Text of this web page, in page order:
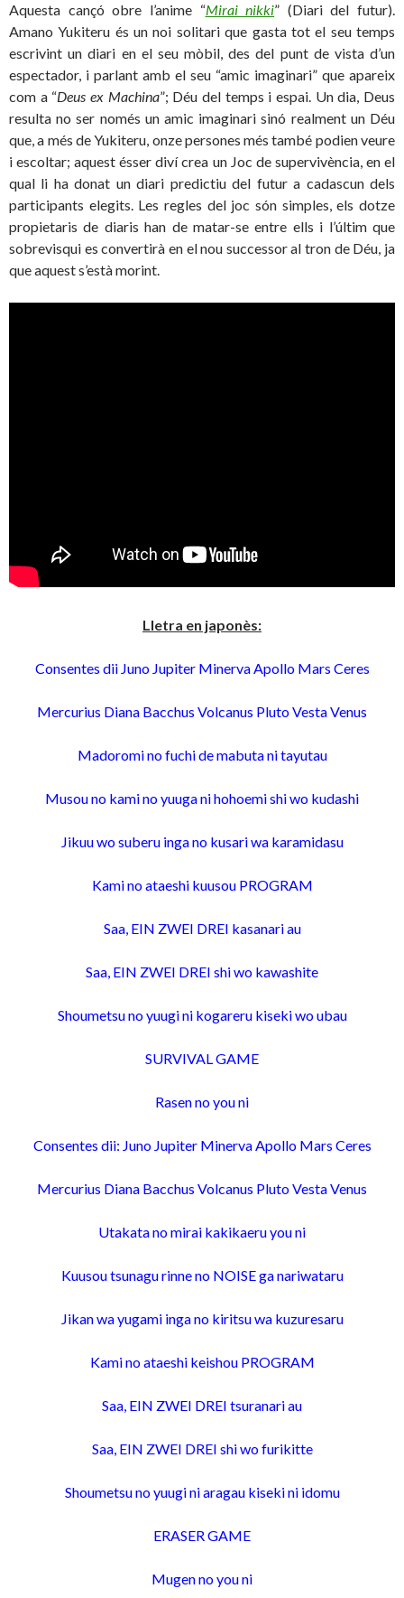
Aquesta cançó obre l’anime “Mirai nikki” (Diari del futur).
Amano Yukiteru és un noi solitari que gasta tot el seu temps
escrivint un diari en el seu mòbil, des del punt de vista d’un
espectador, i parlant amb el seu “amic imaginari” que apareix
com a “Deus ex Machina”; Déu del temps i espai. Un dia, Deus
resulta no ser només un amic imaginari sinó realment un Déu
que, a més de Yukiteru, onze persones més també podien veure
i escoltar; aquest ésser diví crea un Joc de supervivència, en el
qual li ha donat un diari predictiu del futur a cadascun dels
participants elegits. Les regles del joc són simples, els dotze
propietaris de diaris han de matar-se entre ells i l’últim que
sobrevisqui es convertirà en el nou successor al tron ​​de Déu, ja
que aquest s’està morint.
Lletra en japonès:
Consentes dii Juno Jupiter Minerva Apollo Mars Ceres
Mercurius Diana Bacchus Volcanus Pluto Vesta Venus
Madoromi no fuchi de mabuta ni tayutau
Musou no kami no yuuga ni hohoemi shi wo kudashi
Jikuu wo suberu inga no kusari wa karamidasu
Kami no ataeshi kuusou PROGRAM
Saa, EIN ZWEI DREI kasanari au
Saa, EIN ZWEI DREI shi wo kawashite
Shoumetsu no yuugi ni kogareru kiseki wo ubau
SURVIVAL GAME
Rasen no you ni
Consentes dii: Juno Jupiter Minerva Apollo Mars Ceres
Mercurius Diana Bacchus Volcanus Pluto Vesta Venus
Utakata no mirai kakikaeru you ni
Kuusou tsunagu rinne no NOISE ga nariwataru
Jikan wa yugami inga no kiritsu wa kuzuresaru
Kami no ataeshi keishou PROGRAM
Saa, EIN ZWEI DREI tsuranari au
Saa, EIN ZWEI DREI shi wo furikitte
Shoumetsu no yuugi ni aragau kiseki ni idomu
ERASER GAME
Mugen no you ni